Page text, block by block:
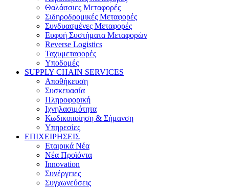
Θαλάσσιες Μεταφορές
Σιδηροδρομικές Μεταφορές
Συνδυασμένες Μεταφορές
Ευφυή Συστήματα Μεταφορών
Reverse Logistics
Ταχυμεταφορές
Υποδομές
SUPPLY CHAIN SERVICES
Αποθήκευση
Συσκευασία
Πληροφορική
Ιχνηλασιμότητα
Κωδικοποίηση & Σήμανση
Υπηρεσίες
ΕΠΙΧΕΙΡΗΣΕΙΣ
Εταιρικά Νέα
Νέα Προϊόντα
Innovation
Συνέργειες
Συγχωνεύσεις